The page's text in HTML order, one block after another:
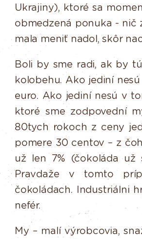
Ukrajiny), ktoré sa
obmedzená ponuka - nič
mala meniť nadol, skôr
Boli by sme radi, ak by
kolobehu. Ako jediní nesú
euro. Ako jediní nesú v
ktoré sme zodpovední
80tych rokoch z ceny
pomere 30 centov – z
už len 7% (čokoláda už
Pravdaže
v tomto
čokoládach. Industriálni
nefér.
My – malí výrobcovia,